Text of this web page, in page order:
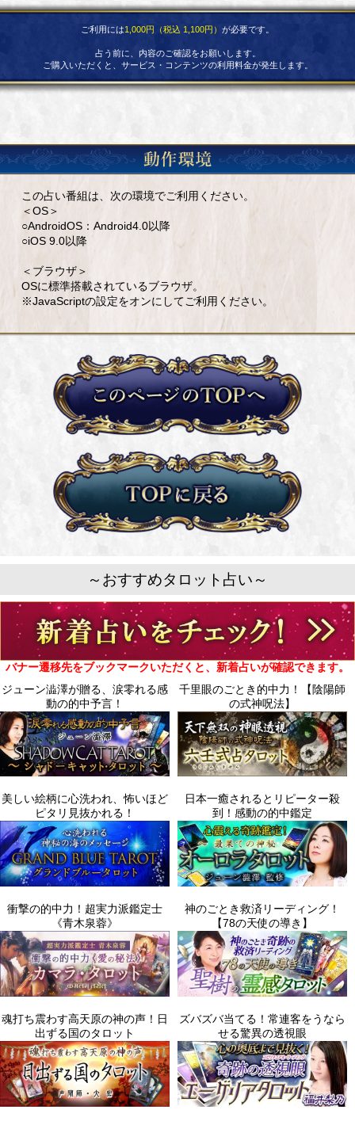
ご利用には1,000円（税込 1,100円） が必要です。
占う前に、内容のご確認をお願いします。
ご購入いただくと、サービス・コンテンツの利用料金が発生します。
この占い番組は、次の環境でご利用ください。
＜OS＞
○AndroidOS：Android4.0以降
○iOS 9.0以降
＜ブラウザ＞
OSに標準搭載されているブラウザ。
※JavaScriptの設定をオンにしてご利用ください。